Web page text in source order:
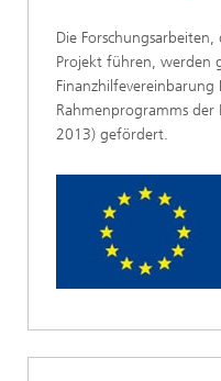
Die Forschungsarbeiten,
Projekt führen, werden
Rahmenprogramms der
2013) gefördert.